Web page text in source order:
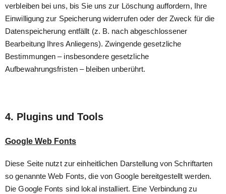
verbleiben bei uns, bis Sie uns zur Löschung auffordern, Ihre
Einwilligung zur Speicherung widerrufen oder der Zweck für die
Datenspeicherung entfällt (z. B. nach abgeschlossener
Bearbeitung Ihres Anliegens). Zwingende gesetzliche
Bestimmungen – insbesondere gesetzliche
Aufbewahrungsfristen – bleiben unberührt.
4. Plugins und Tools
Google Web Fonts
Diese Seite nutzt zur einheitlichen Darstellung von Schriftarten
so genannte Web Fonts, die von Google bereitgestellt werden.
Die Google Fonts sind lokal installiert. Eine Verbindung zu